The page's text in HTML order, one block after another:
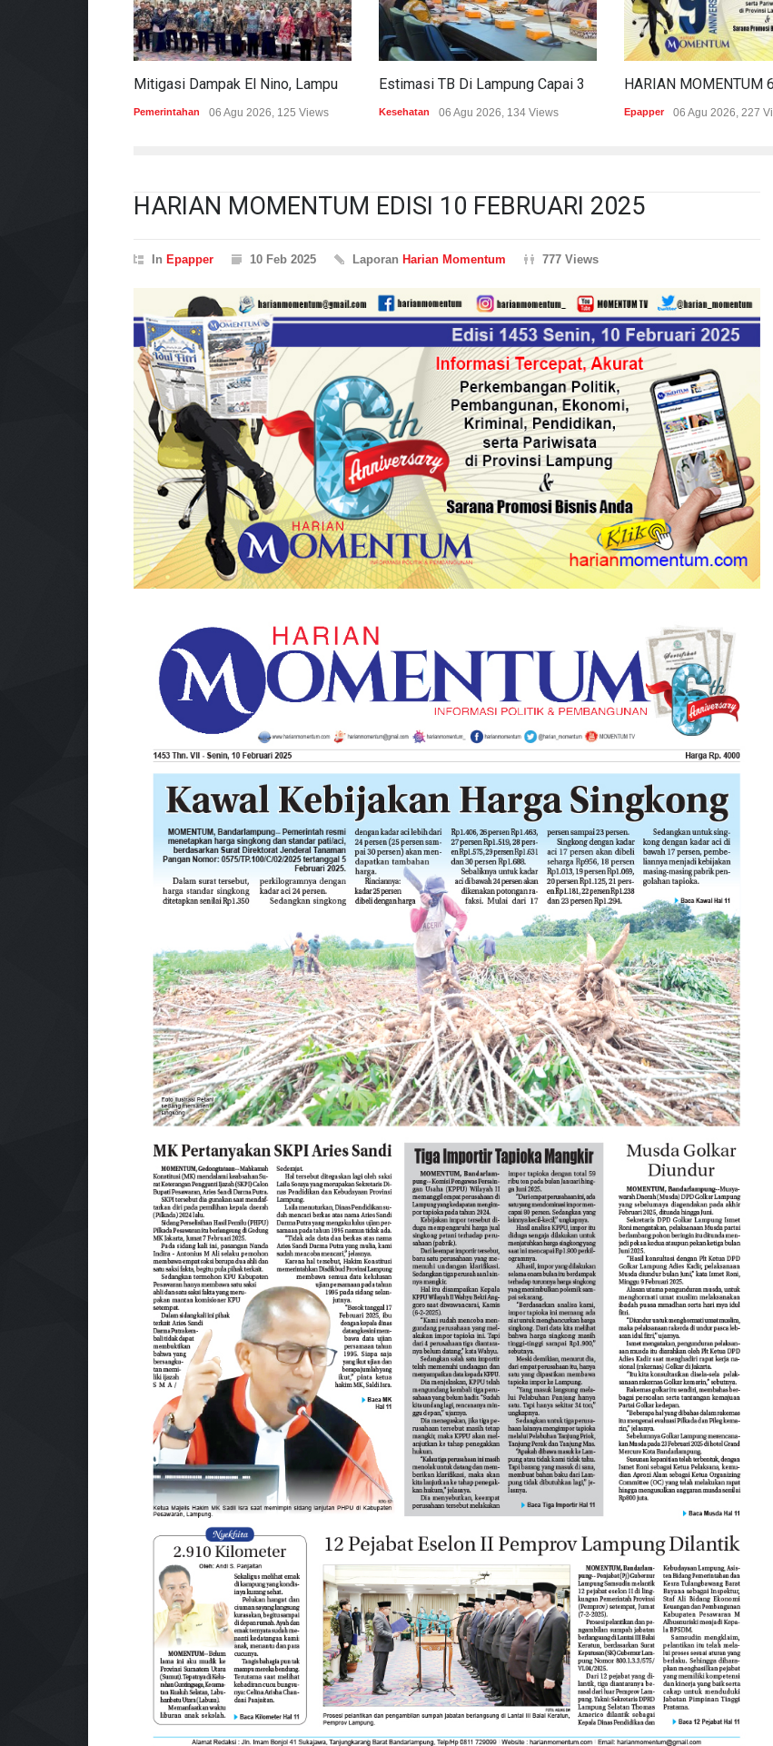
Mitigasi Dampak El Nino, Lampung Data Penggunaan Air Permukaan
Pemerintahan 06 Agu 2026, 125 Views
Estimasi TB Di Lampung Capai 30.745 Kasus, Pemprov Genjot Percepatan Penanganan
Kesehatan 06 Agu 2026, 134 Views Epapper 06 Agu 2026, 227 Views
HARIAN MOMENTUM EDISI 10 FEBRUARI 2025
In Epapper 10 Feb 2025 Laporan Harian Momentum 777 Views